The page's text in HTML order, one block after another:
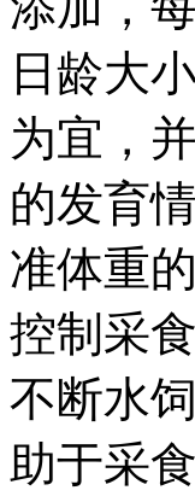
日龄大
为宜，
的发育
准体重
控制采
不断水
助于采